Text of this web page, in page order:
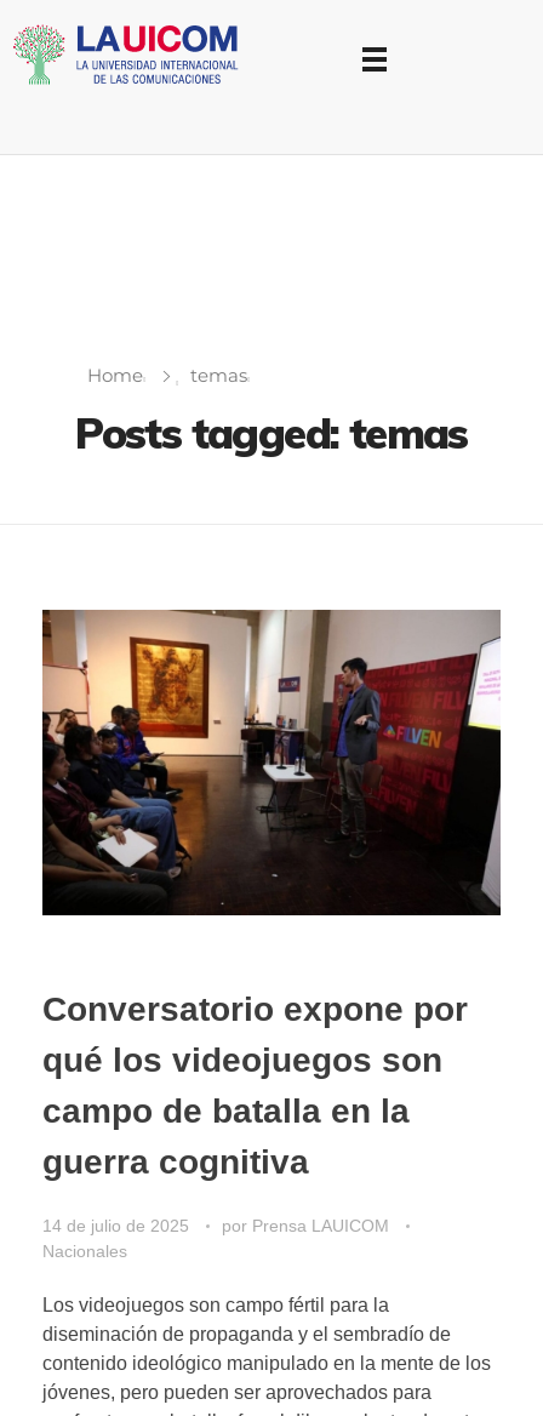
Home temas
Posts tagged: temas
Conversatorio expone por
qué los videojuegos son
campo de batalla en la
guerra cognitiva
14 de julio de 2025 por Prensa LAUICOM
Nacionales
Los videojuegos son campo fértil para la
diseminación de propaganda y el sembradío de
contenido ideológico manipulado en la mente de los
jóvenes, pero pueden ser aprovechados para